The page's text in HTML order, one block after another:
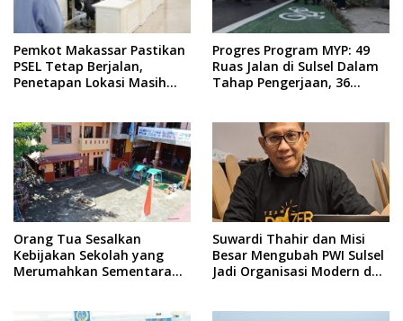
Pemkot Makassar Pastikan
PSEL Tetap Berjalan,
Penetapan Lokasi Masih
Progres Program MYP: 49
Ruas Jalan di Sulsel Dalam
Tahap Pengerjaan, 36
Orang Tua Sesalkan
Kebijakan Sekolah yang
Merumahkan Sementara
Suwardi Thahir dan Misi
Besar Mengubah PWI Sulsel
Jadi Organisasi Modern dan